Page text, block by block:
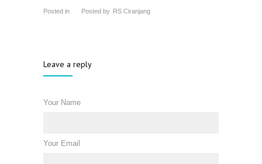
Posted in Posted by RS Ciranjang
Leave a reply
Your Name
Your Email